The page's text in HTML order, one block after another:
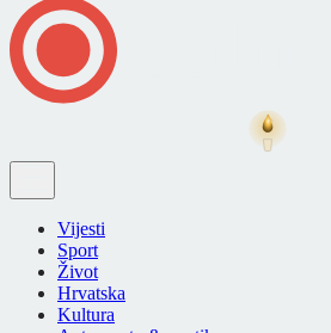
Vijesti
Sport
Život
Hrvatska
Kultura